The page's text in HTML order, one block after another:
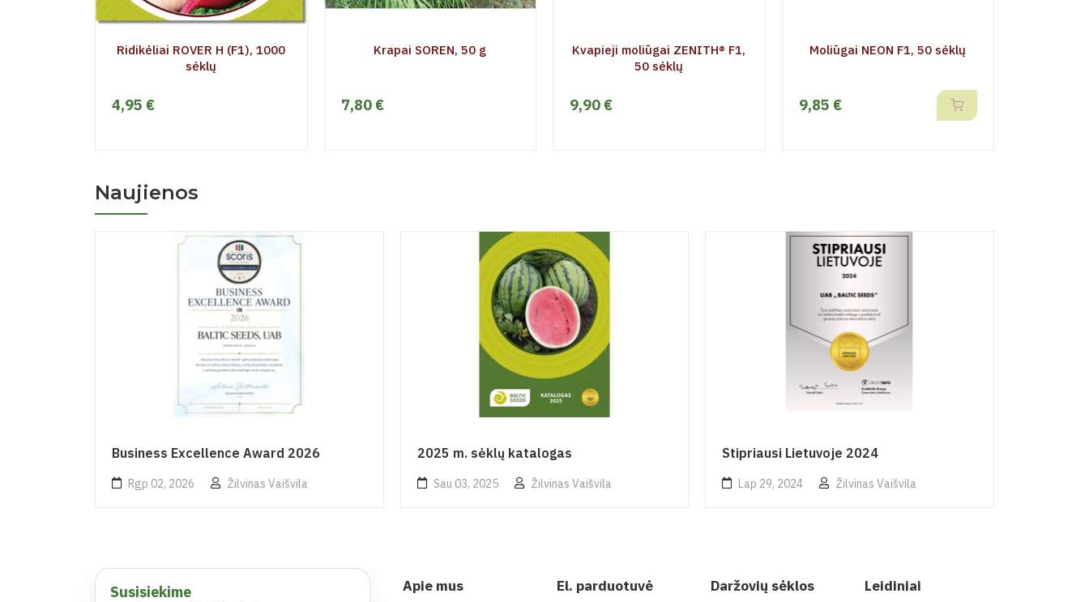
Ridikėliai ROVER H (F1), 1000
sėklų
4,95 €
Krapai SOREN, 50 g
7,80 €
Kvapieji moliūgai ZENITH® F1,
50 sėklų
9,90 €
Moliūgai NEON F1, 50 sėklų
9,85 €
Naujienos
Business Excellence Award 2026
Rgp 02, 2026 Žilvinas Vaišvila
2025 m. sėklų katalogas
Sau 03, 2025 Žilvinas Vaišvila
Stipriausi Lietuvoje 2024
Lap 29, 2024 Žilvinas Vaišvila
Susisiekime Apie mus El. parduotuvė Daržovių sėklos Leidiniai